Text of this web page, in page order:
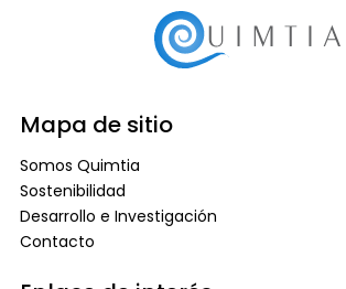
Mapa de sitio
Somos Quimtia
Sostenibilidad
Desarrollo e Investigación
Contacto